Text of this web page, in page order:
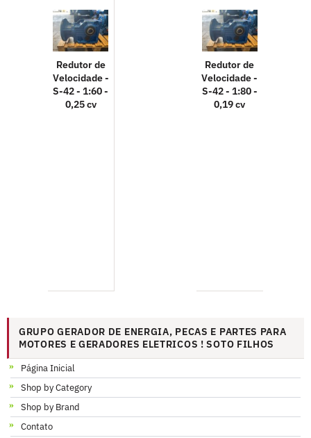
Redutor de
Velocidade -
S-42 - 1:60 -
0,25 cv
Redutor de
Velocidade -
S-42 - 1:80 -
0,19 cv
GRUPO GERADOR DE ENERGIA, PECAS E PARTES PARA
MOTORES E GERADORES ELETRICOS ! SOTO FILHOS
Página Inicial
Shop by Category
Shop by Brand
Contato